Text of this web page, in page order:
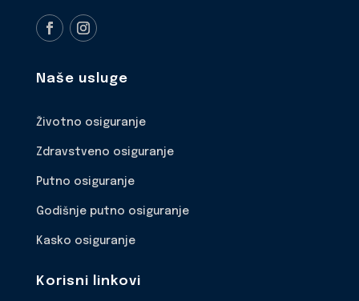
Naše usluge
Životno osiguranje
Zdravstveno osiguranje
Putno osiguranje
Godišnje putno osiguranje
Kasko osiguranje
Korisni linkovi